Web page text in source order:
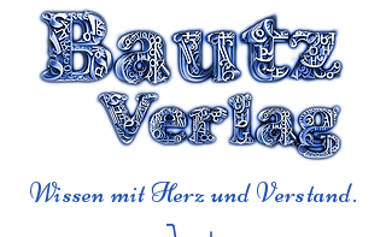
Wissen mit Herz und Verstand.